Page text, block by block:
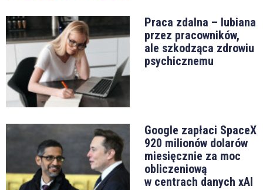
Praca zdalna – lubiana
przez pracowników,
ale szkodząca zdrowiu
psychicznemu
Google zapłaci SpaceX
920 milionów dolarów
miesięcznie za moc
obliczeniową
w centrach danych xAI